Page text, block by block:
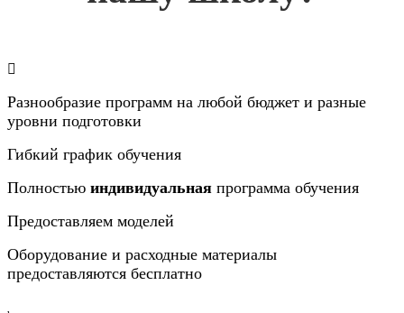
Разнообразие программ на любой бюджет и разные
уровни подготовки
Гибкий график обучения
Полностью индивидуальная программа обучения
Предоставляем моделей
Оборудование и расходные материалы
предоставляются бесплатно